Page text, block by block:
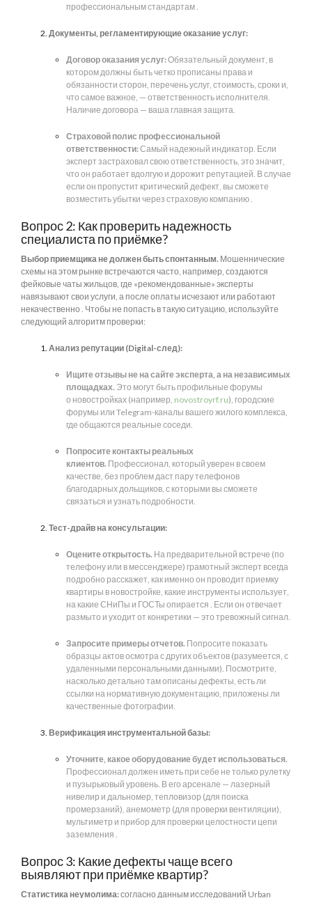
профессиональным стандартам .
Документы, регламентирующие оказание услуг:
Договор оказания услуг:Обязательный документ, в
котором должны быть четко прописаны права и
обязанности сторон, перечень услуг, стоимость, сроки и,
что самое важное, — ответственность исполнителя.
Наличие договора — ваша главная защита.
Страховой полис профессиональной
ответственности:Самый надежный индикатор. Если
эксперт застраховал свою ответственность, это значит,
что он работает вдолгую и дорожит репутацией. В случае
если он пропустит критический дефект, вы сможете
возместить убытки через страховую компанию .
Вопрос 2: Как проверить надежность
специалиста по приёмке?
Выбор приемщика не должен быть спонтанным. Мошеннические
схемы на этом рынке встречаются часто, например, создаются
фейковые чаты жильцов, где «рекомендованные» эксперты
навязывают свои услуги, а после оплаты исчезают или работают
некачественно . Чтобы не попасть в такую ситуацию, используйте
следующий алгоритм проверки:
Анализ репутации (Digital-след):
Ищите отзывы не на сайте эксперта, а на независимых
площадках. Это могут быть профильные форумы
о новостройках (например, novostroyrf.ru), городские
форумы или Telegram-каналы вашего жилого комплекса,
где общаются реальные соседи.
Попросите контакты реальных
клиентов. Профессионал, который уверен в своем
качестве, без проблем даст пару телефонов
благодарных дольщиков, с которыми вы сможете
связаться и узнать подробности.
Тест-драйв на консультации:
Оцените открытость. На предварительной встрече (по
телефону или в мессенджере) грамотный эксперт всегда
подробно расскажет, как именно он проводит приемку
квартиры в новостройке, какие инструменты использует,
на какие СНиПы и ГОСТы опирается . Если он отвечает
размыто и уходит от конкретики — это тревожный сигнал.
Запросите примеры отчетов. Попросите показать
образцы актов осмотра с других объектов (разумеется, с
удаленными персональными данными). Посмотрите,
насколько детально там описаны дефекты, есть ли
ссылки на нормативную документацию, приложены ли
качественные фотографии.
Верификация инструментальной базы:
Уточните, какое оборудование будет использоваться.
Профессионал должен иметь при себе не только рулетку
и пузырьковый уровень. В его арсенале — лазерный
нивелир и дальномер, тепловизор (для поиска
промерзаний), анемометр (для проверки вентиляции),
мультиметр и прибор для проверки целостности цепи
заземления .
Вопрос 3: Какие дефекты чаще всего
выявляют при приёмке квартир?
Статистика неумолима:согласно данным исследований Urban